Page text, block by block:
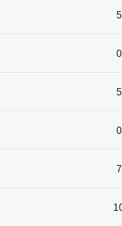
5
0
5
0
7